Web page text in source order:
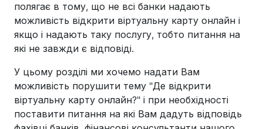
полягає в тому, що не всі банки надають
можливість відкрити віртуальну карту онлайн і
якщо і надають таку послугу, тобто питання на
які не завжди є відповіді.
У цьому розділі ми хочемо надати Вам
можливість порушити тему "Де відкрити
віртуальну карту онлайн?" і при необхідності
поставити питання на які Вам дадуть відповідь